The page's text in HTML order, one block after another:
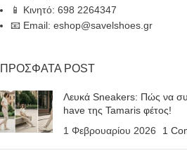
📱 Κινητό: 698 2264347
📧 Email: eshop@savelshoes.gr
ΠΡΟΣΦΑΤΑ POST
Λευκά Sneakers: Πώς να
have της Tamaris φέτος!
1 Φεβρουαρίου 2026
1